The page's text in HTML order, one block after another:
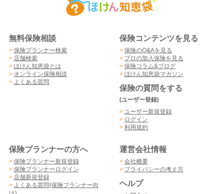
無料保険相談
> 保険プランナー検索
> 店舗検索
> ほけん知恵袋とは
> オンライン保険相談
> よくある質問
保険コンテンツを見る
> 保険のQ&Aを見る
> プロの加入保険を見る
> 保険コラム&ブログ
> ほけん知恵袋マガジン
保険の質問をする
(ユーザー登録)
> ユーザー新規登録
> ログイン
> 利用規約
保険プランナーの方へ
> 保険プランナー新規登録
> 保険プランナーログイン
> 店舗新規登録
> よくある質問(保険プランナー向
運営会社情報
> 会社概要
> プライバシーの考え方
ヘルプ